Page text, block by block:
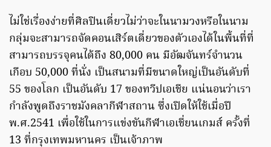
ไม่ใช่เรื่องง่ายที่ศิลปินเดี่ยวไม่ว่าจะในนามวงหรือในนาม
กลุ่มจะสามารถจัดคอนเสิร์ตเดี่ยวของตัวเองได้ในพื้นที่ที่
สามารถบรรจุคนได้ถึง 80,000 คน มีอัฒจันทร์จำนวน
เกือบ 50,000 ที่นั่ง เป็นสนามที่มีขนาดใหญ่เป็นอันดับที่
55 ของโลก เป็นอันดับ 17 ของทวีปเอเชีย แน่นอนว่าเรา
กำลังพูดถึงราชมังคลากีฬาสถาน ซึ่งเปิดให้ใช้เมื่อปี
พ.ศ.2541 เพื่อใช้ในการแข่งขันกีฬาเอเชี่ยนเกมส์ ครั้งที่
13 ที่กรุงเทพมหานคร เป็นเจ้าภาพ